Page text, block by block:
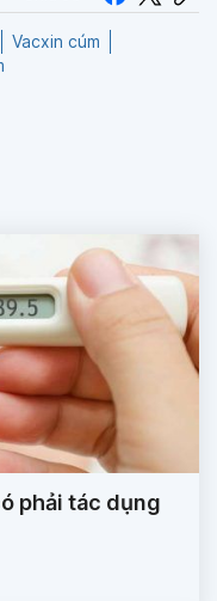
Vacxin cúm
phải tác dụng